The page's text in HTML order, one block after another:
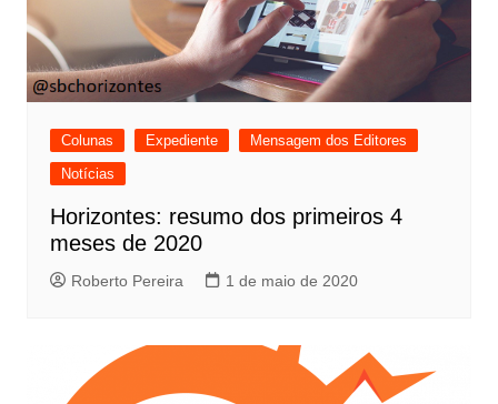
Colunas Expediente
Mensagem dos Editores
Notícias
Horizontes: resumo dos primeiros 4
meses de 2020
Roberto Pereira 1 de maio de 2020